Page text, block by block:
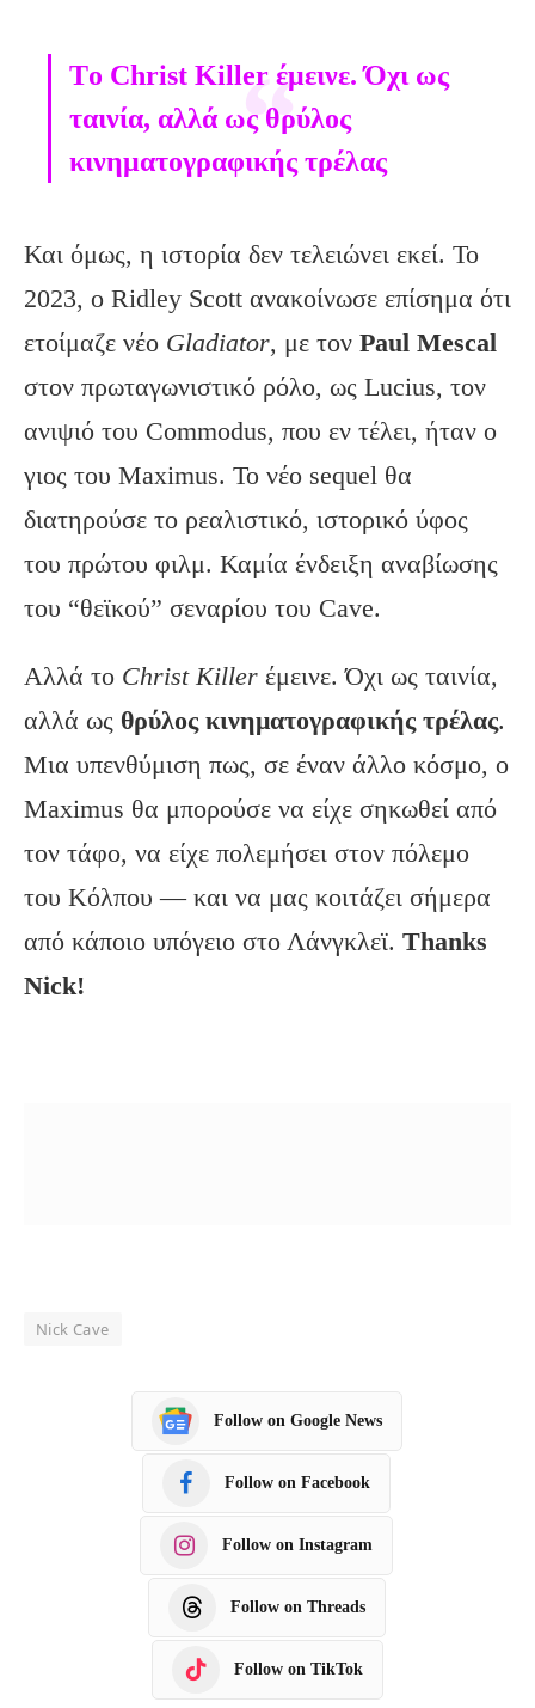
Tο Christ Killer έμεινε. Όχι ως
ταινία, αλλά ως θρύλος
κινηματογραφικής τρέλας
Και όμως, η ιστορία δεν τελειώνει εκεί. Το
2023, ο Ridley Scott ανακοίνωσε επίσημα ότι
ετοίμαζε νέο Gladiator, με τον Paul Mescal
στον πρωταγωνιστικό ρόλο, ως Lucius, τον
ανιψιό του Commodus, που εν τέλει, ήταν ο
γιος του Maximus. Το νέο sequel θα
διατηρούσε το ρεαλιστικό, ιστορικό ύφος
του πρώτου φιλμ. Καμία ένδειξη αναβίωσης
του “θεϊκού” σεναρίου του Cave.
Αλλά το Christ Killer έμεινε. Όχι ως ταινία,
αλλά ως θρύλος κινηματογραφικής τρέλας.
Μια υπενθύμιση πως, σε έναν άλλο κόσμο, ο
Maximus θα μπορούσε να είχε σηκωθεί από
τον τάφο, να είχε πολεμήσει στον πόλεμο
του Κόλπου — και να μας κοιτάζει σήμερα
από κάποιο υπόγειο στο Λάνγκλεϊ. Thanks
Nick!
Nick Cave
Follow on Google News
Follow on Facebook
Follow on Instagram
Follow on Threads
Follow on TikTok